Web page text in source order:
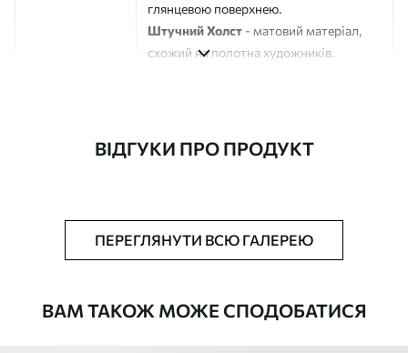
глянцевою поверхнею.
Штучний Холст - матовий матеріал,
схожий на полотна художників.
Додатково Можна додати лакове покриття.
ВІДГУКИ ПРО ПРОДУКТ
ПЕРЕГЛЯНУТИ ВСЮ ГАЛЕРЕЮ
ВАМ ТАКОЖ МОЖЕ СПОДОБАТИСЯ